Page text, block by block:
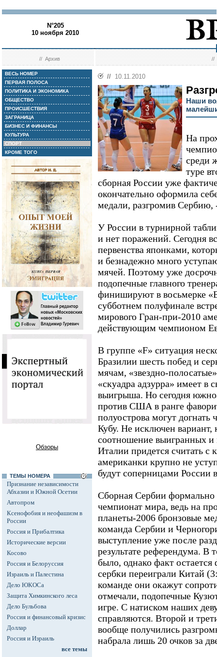
N°205
10 ноября 2010
//Архив //
ВЕСЬ НОМЕР
ПЕРВАЯ ПОЛОСА
ПОЛИТИКА И ЭКОНОМИКА
ОБЩЕСТВО
ПРОИСШЕСТВИЯ
ЗАГРАНИЦА
БИЗНЕС И ФИНАНСЫ
КУЛЬТУРА
СПОРТ
КРОМЕ ТОГО
Обзоры
ТЕМЫ НОМЕРА
Признание независимости
Абхазии и Южной Осетии
Автопром
Ксенофобия и неофашизм в
России
Россия и Прибалтика
Исторические версии
Косово
Россия и Белоруссия
Израиль и Палестина
Дело ЮКОСа
Защита Химкинского леса
Дело Бульбова
Россия и финансовый кризис
Доллар
Россия и Израиль
все темы
// 10.11.2010
Наши
На
среди
туре
сборная России уже
окончательно оформила
медали, разгромив
У России в турнирной
и нет поражений. Сегодня
первенства японками,
и безнадежно много
мячей. Поэтому уже
подопечные главного
финишируют в восьмерке
субботнем полуфинале
мирового Гран-при-2010
действующим чемпионом
В группе «F» ситуация
Бразилии шесть побед и
мячам, «звездно-
«скуадра адзурра» имеет в
выигрыша. Но сегодня
против США в ранге
полуострова могут
Кубу. Не исключен вариант,
соотношение выигранных
Италии придется считать с
американки крупно не
будут соперницами России
Сборная Сербии формально
чемпионат мира, ведь на
планеты-2006 бронзовые
команда Сербии и
выступление уже после
результате референдума. В
было, однако факт
сербки переиграли Китай
команде они окажут
отмечали, подопечные
игре. С натиском наших
справляются. Второй и
вообще получились
набрала лишь 20 очков за